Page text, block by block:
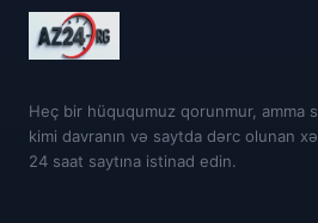
Heç bir hüququmuz qorunmur, amma
kimi davranın və saytda dərc olunan
24 saat saytına istinad edin.